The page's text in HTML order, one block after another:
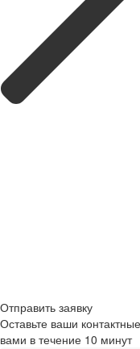
Отправить заявку
Оставьте ваши
вами в течение 10 минут